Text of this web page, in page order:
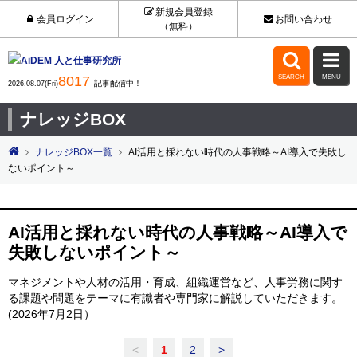
会員ログイン
新規会員登録
（無料）
お問い合わせ
2026.08.07(Fri)8017 記事配信中！

SEARCH

MENU
ナレッジBOX
ナレッジBOX一覧
AI活用と採れない時代の人事戦略～AI導入で失敗し
ないポイント～
AI活用と採れない時代の人事戦略～AI導入で
失敗しないポイント～
マネジメントや人材の活用・育成、組織運営など、人事労務に関す
る課題や問題をテーマに有識者や専門家に解説していただきます。
(2026年7月2日）
< 1 2 >